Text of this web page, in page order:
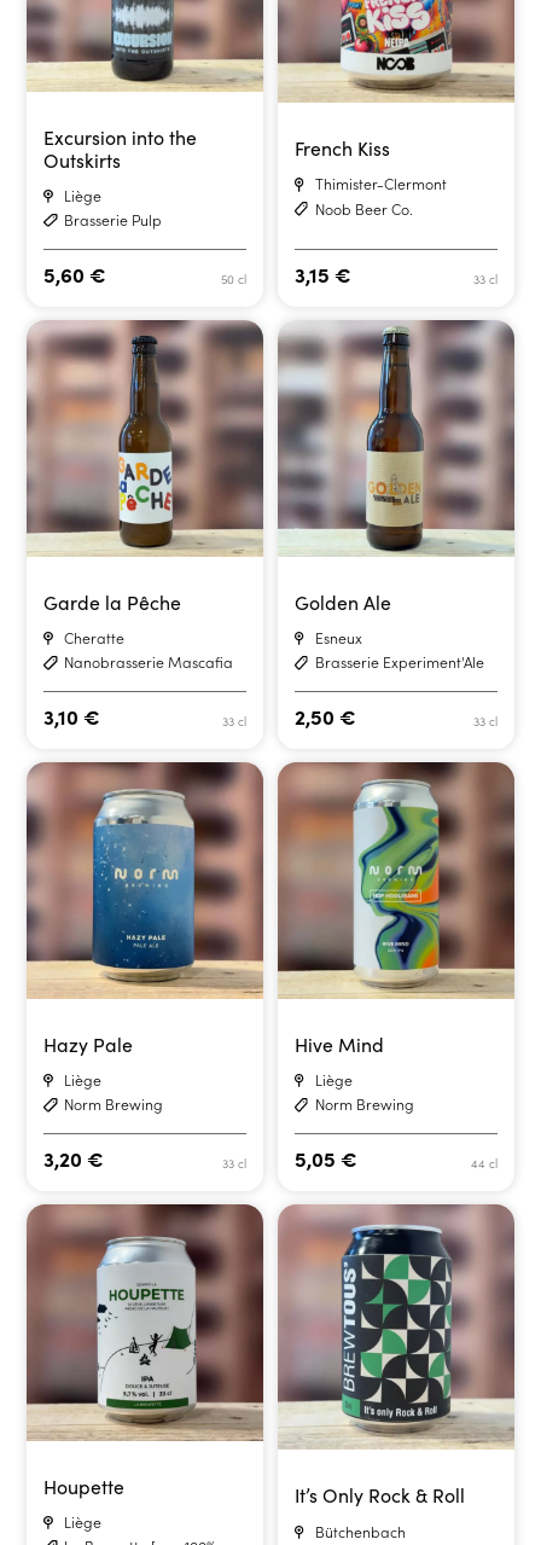
Excursion into the
Outskirts
Liège
Brasserie Pulp
50 cl
5,60€
French Kiss
Thimister-Clermont
Noob Beer Co.
33 cl
3,15 €
Garde la Pêche
Cheratte
Nanobrasserie Mascafia
33 cl
3,10€
Golden Ale
Esneux
Brasserie Experiment'Ale
33 cl
2,50 €
Hazy Pale
Liège
Norm Brewing
33 cl
3,20€
Hive Mind
Liège
Norm Brewing
44 cl
5,05 €
Houpette
Liège
It’s Only Rock & Roll
Bütchenbach